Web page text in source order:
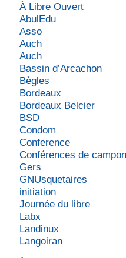
À Libre Ouvert
AbulEdu
Asso
Auch
Auch
Bassin d’Arcachon
Bègles
Bordeaux
Bordeaux Belcier
BSD
Condom
Conference
Conférences de
Gers
GNUsquetaires
initiation
Journée du libre
Labx
Landinux
Langoiran